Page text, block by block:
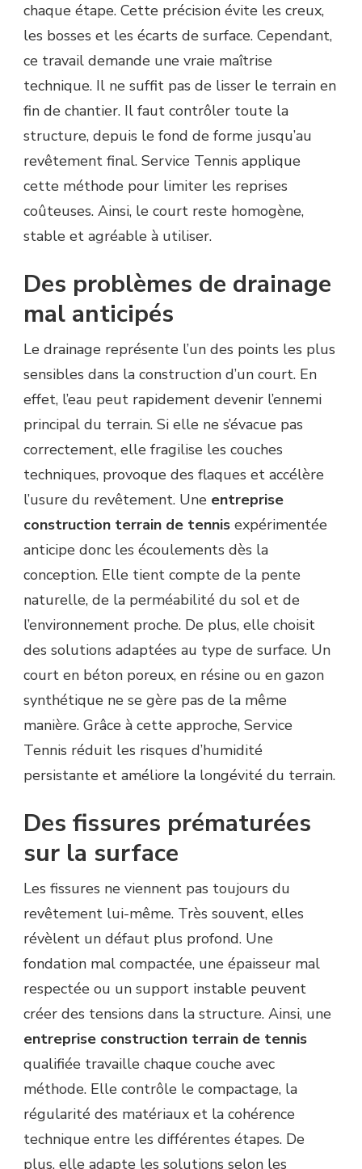
chaque étape. Cette précision évite les creux,
les bosses et les écarts de surface. Cependant,
ce travail demande une vraie maîtrise
technique. Il ne suffit pas de lisser le terrain en
fin de chantier. Il faut contrôler toute la
structure, depuis le fond de forme jusqu’au
revêtement final. Service Tennis applique
cette méthode pour limiter les reprises
coûteuses. Ainsi, le court reste homogène,
stable et agréable à utiliser.
Des problèmes de drainage
mal anticipés
Le drainage représente l’un des points les plus
sensibles dans la construction d’un court. En
effet, l’eau peut rapidement devenir l’ennemi
principal du terrain. Si elle ne s’évacue pas
correctement, elle fragilise les couches
techniques, provoque des flaques et accélère
l’usure du revêtement. Une entreprise
construction terrain de tennis expérimentée
anticipe donc les écoulements dès la
conception. Elle tient compte de la pente
naturelle, de la perméabilité du sol et de
l’environnement proche. De plus, elle choisit
des solutions adaptées au type de surface. Un
court en béton poreux, en résine ou en gazon
synthétique ne se gère pas de la même
manière. Grâce à cette approche, Service
Tennis réduit les risques d’humidité
persistante et améliore la longévité du terrain.
Des fissures prématurées
sur la surface
Les fissures ne viennent pas toujours du
revêtement lui-même. Très souvent, elles
révèlent un défaut plus profond. Une
fondation mal compactée, une épaisseur mal
respectée ou un support instable peuvent
créer des tensions dans la structure. Ainsi, une
entreprise construction terrain de tennis
qualifiée travaille chaque couche avec
méthode. Elle contrôle le compactage, la
régularité des matériaux et la cohérence
technique entre les différentes étapes. De
plus, elle adapte les solutions selon les